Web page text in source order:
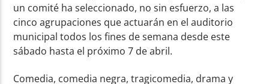
un comité ha seleccionado, no sin esfuerzo, a las
cinco agrupaciones que actuarán en el auditorio
municipal todos los fines de semana desde este
sábado hasta el próximo 7 de abril.
Comedia, comedia negra, tragicomedia, drama y